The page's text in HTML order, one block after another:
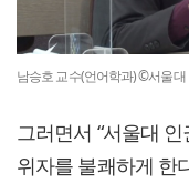
남승호 교수(언어학과) ©서울
그러면서 “서울대
위자를 불쾌하게 한